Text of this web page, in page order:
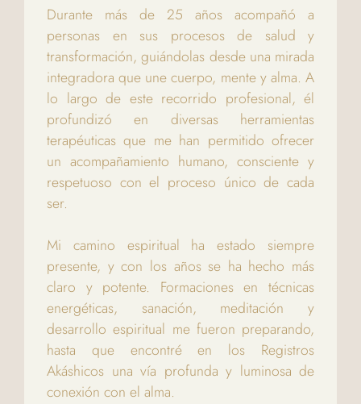
Durante más de 25 años acompañó a
personas en sus procesos de salud y
transformación, guiándolas desde una mirada
integradora que une cuerpo, mente y alma. A
lo largo de este recorrido profesional, él
profundizó en diversas herramientas
terapéuticas que me han permitido ofrecer
un acompañamiento humano, consciente y
respetuoso con el proceso único de cada
ser.
Mi camino espiritual ha estado siempre
presente, y con los años se ha hecho más
claro y potente. Formaciones en técnicas
energéticas, sanación, meditación y
desarrollo espiritual me fueron preparando,
hasta que encontré en los Registros
Akáshicos una vía profunda y luminosa de
conexión con el alma.